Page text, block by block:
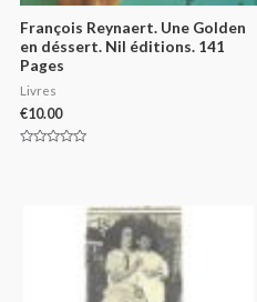
François Reynaert. Une Golden
en déssert. Nil éditions. 141
Pages
Livres
€10.00